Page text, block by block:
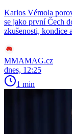
Karlos Vémola
se jako první Čech
zkušenosti, kondice
MMAMAG.cz
dnes, 12:25
1 min